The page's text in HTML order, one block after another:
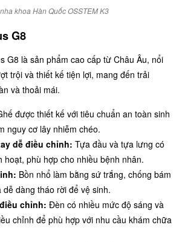
khoa Hàn Quốc OSSTEM K3
G8
G8 là sản phẩm cao cấp từ Châu Âu, nổi
trội và thiết kế tiện lợi, mang đến trải
và thoải mái.
được thiết kế với tiêu chuẩn an toàn sinh
nguy cơ lây nhiễm chéo.
dễ điều chỉnh: Tựa đầu và tựa lưng có
hoạt, phù hợp cho nhiều bệnh nhân.
Bồn nhổ làm bằng sứ trắng, chống bám
dễ dàng tháo rời để vệ sinh.
chỉnh: Đèn có nhiều mức độ sáng và
chỉnh để phù hợp với nhu cầu khám chữa